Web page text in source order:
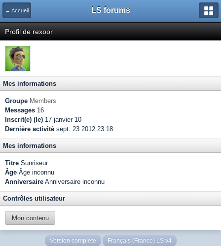
← Accueil LS forums
Profil de rexoor
Mes informations
Groupe Members
Messages 16
Inscrit(e) (le) 17-janvier 10
Dernière activité sept. 23 2012 23:18
Mes informations
Titre Sunriseur
Âge Âge inconnu
Anniversaire Anniversaire inconnu
Contrôles utilisateur
Mon contenu
Version complète Français (France) LS v4